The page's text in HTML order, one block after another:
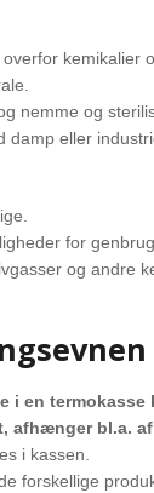
kemikalier
nemme og
damp eller
for
og andre
i en termokasse
afhænger bl.a.
i kassen.
forskellige